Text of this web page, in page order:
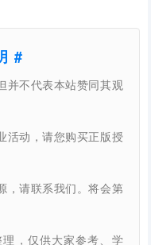
#
并不代表本站赞同其观
活动，请您购买正版授
，请联系我们。将会第
，仅供大家参考、学